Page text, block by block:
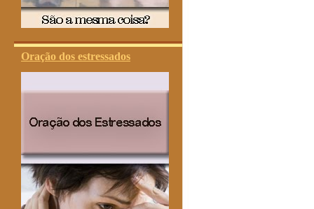
Oração dos estressados